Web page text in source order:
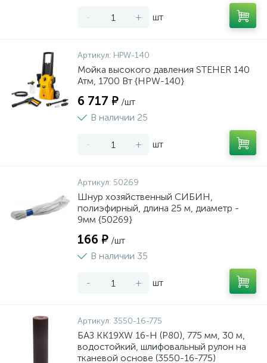
- + шт
Артикул: HPW-140
Мойка высокого давления STEHER 140
Атм, 1700 Вт {HPW-140}
6 717 ₽ /шт
В наличии 25
- + шт
Артикул: 50269
Шнур хозяйственный СИБИН,
полиэфирный, длина 25 м, диаметр -
9мм {50269}
166 ₽ /шт
В наличии 35
- + шт
Артикул: 3550-16-775
БАЗ KK19XW 16-H (Р80), 775 мм, 30 м,
водостойкий, шлифовальный рулон на
тканевой основе (3550-16-775)